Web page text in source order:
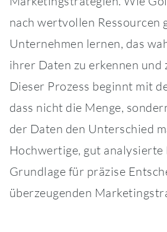
nach wertvollen Ressourcen
Unternehmen lernen, das
ihrer Daten zu erkennen und
Dieser Prozess beginnt mit
dass nicht die Menge,
der Daten den Unterschied
Hochwertige, gut analysierte
Grundlage für präzise
überzeugenden